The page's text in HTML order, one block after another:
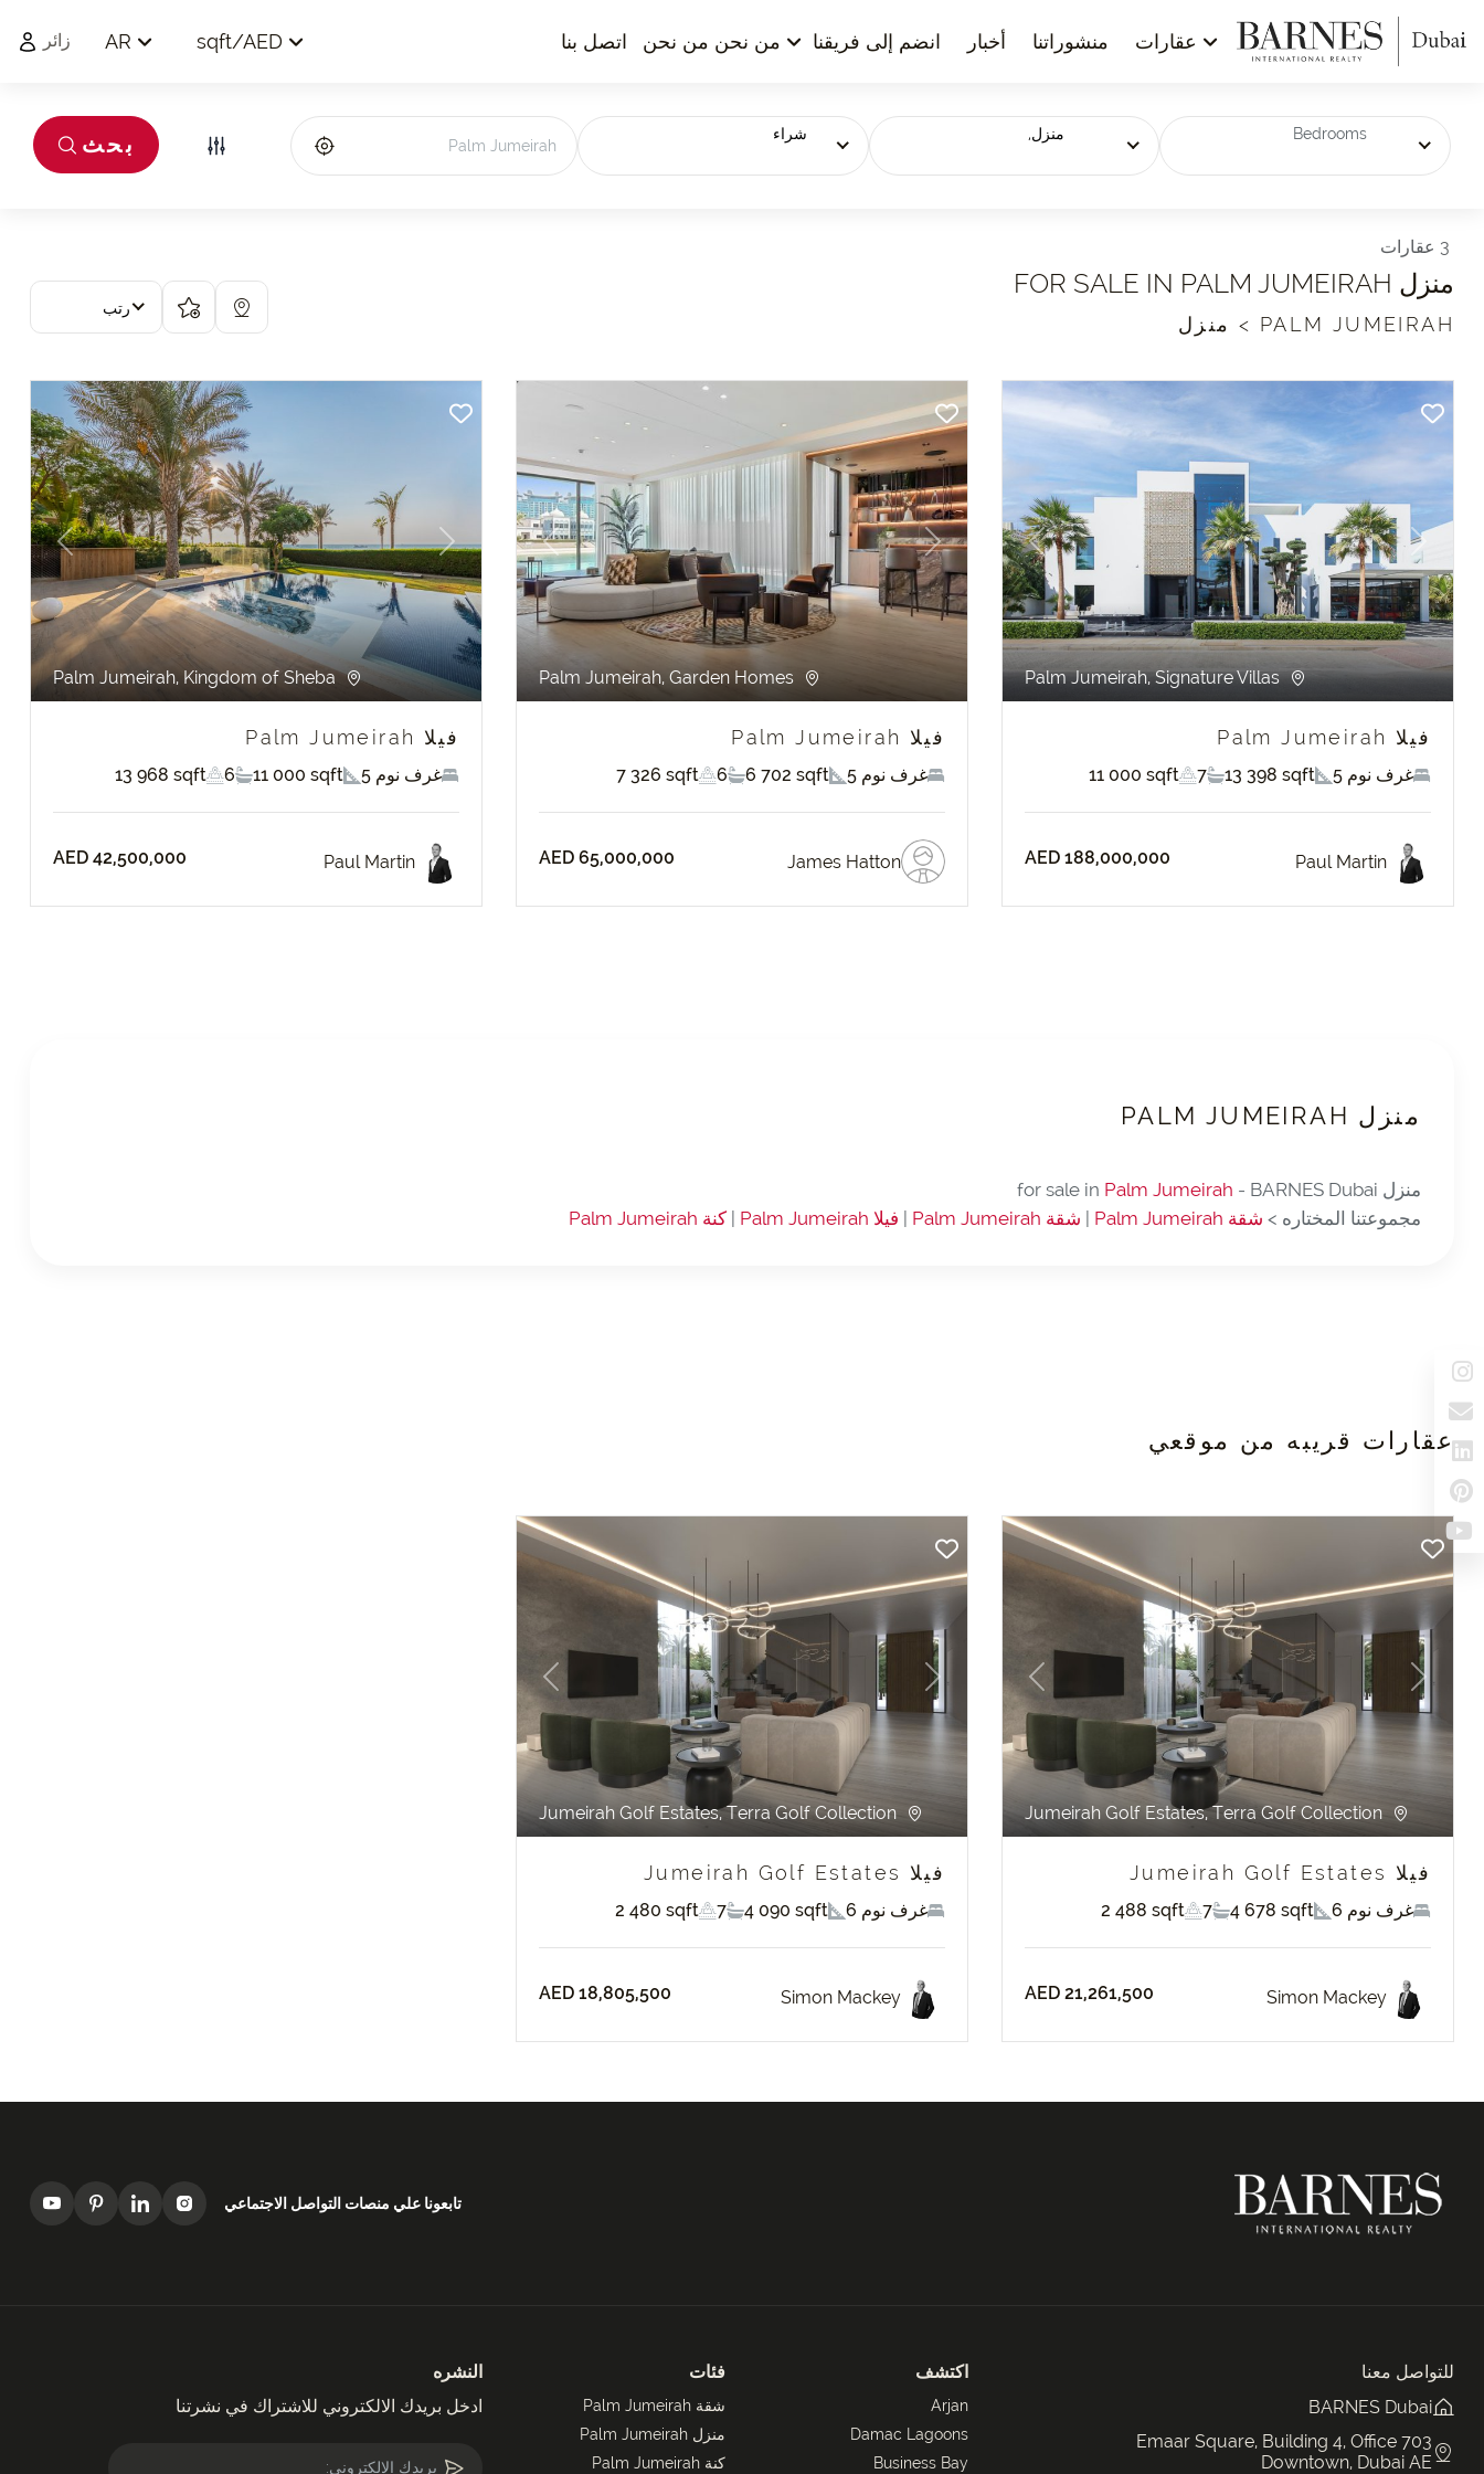
عقارات منشوراتنا أخبار انضم إلى فريقنا من نحن من نحن اتصل بنا زائر AR sqft/AED
Bedrooms منزل, شراء بحث
3 عقارات
منزل FOR SALE IN PALM JUMEIRAH
PALM JUMEIRAH > منزل
رتب
Previous Next
Palm Jumeirah, Signature Villas
فيلا Palm Jumeirah
5 غرف نوم 13 398 sqft
7
11 000 sqft
Paul Martin
AED 188,000,000
Previous Next
فيلا Palm Jumeirah
5 غرف نوم 6 702 sqft
6
7 326 sqft
James Hatton
AED 65,000,000
Next
Palm Jumeirah, Kingdom of Sheba
فيلا Palm Jumeirah
5 غرف نوم 11 000 sqft
6
13 968 sqft
Paul Martin
AED 42,500,000
منزل PALM JUMEIRAH
منزل for sale in Palm Jumeirah - BARNES Dubai
مجموعتنا المختاره > شقة Palm Jumeirah شقة Palm Jumeirah فيلا Palm Jumeirah كنة Palm Jumeirah
عقارات قريبه من موقعي
Previous Next
Jumeirah Golf Estates, Terra Golf Collection
فيلا Jumeirah Golf Estates
6 غرف نوم 4 678 sqft
7
2 488 sqft
Simon Mackey
AED 21,261,500
Previous Next
Jumeirah Golf Estates, Terra Golf Collection
فيلا Jumeirah Golf Estates
6 غرف نوم 4 090 sqft
7
2 480 sqft
Simon Mackey
AED 18,805,500
تابعونا علي منصات التواصل الاجتماعي
للتواصل معنا
BARNES Dubai
Emaar Square, Building 4, Office 703
Downtown, Dubai AE
اكتشف
Arjan
Damac Lagoons
Business Bay
فئات
شقة Palm Jumeirah
منزل Palm Jumeirah
كنة Palm Jumeirah
النشره
ادخل بريدك الالكتروني للاشتراك في نشرتنا